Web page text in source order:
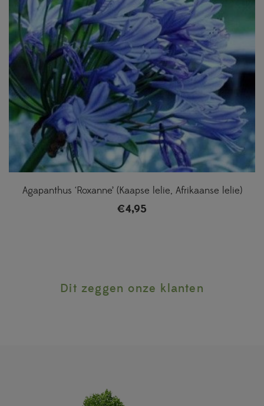
Agapanthus ‘Roxanne’ (Kaapse lelie, Afrikaanse lelie)
€4,95
Dit zeggen onze klanten